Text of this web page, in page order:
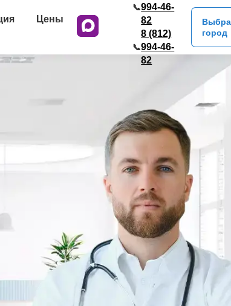
Цены
📞994-46-
82
📞
8 (812)
994-46-
82
город